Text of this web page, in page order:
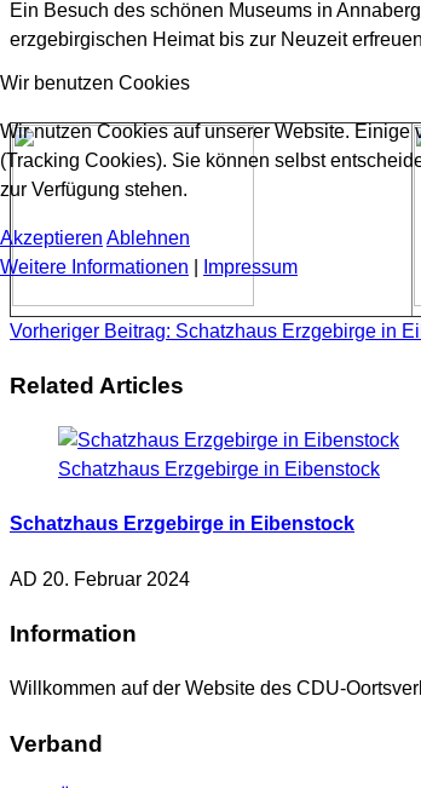
Ein Besuch des schönen Museums in
erzgebirgischen Heimat bis zur Neuzeit
Vorheriger Beitrag: Schatzhaus Erzgebirge in
Related Articles
Schatzhaus Erzgebirge in Eibenstock
Schatzhaus Erzgebirge in Eibenstock
AD 20. Februar 2024
Information
Willkommen auf der Website des CDU-
Verband
Wir benutzen Cookies
Wir nutzen Cookies auf unserer Website.
(Tracking Cookies). Sie können selbst
zur Verfügung stehen.
Akzeptieren Ablehnen
Weitere Informationen
Impressum